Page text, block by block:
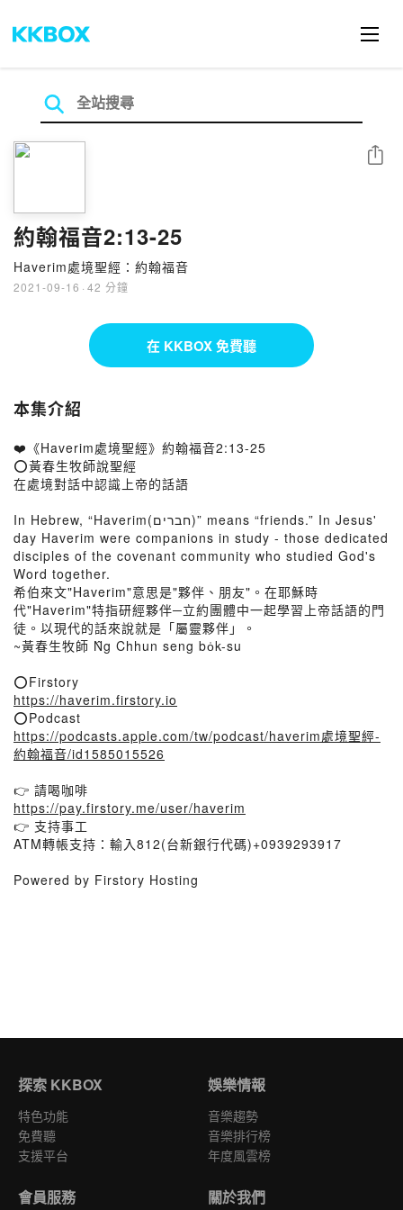
約翰福音2:13-25
Haverim處境聖經：約翰福音
2021-09-16 · 42 分鐘
分享
在 KKBOX 免費聽
本集介紹
❤️《Haverim處境聖經》約翰福音2:13-25
⭕黃春生牧師說聖經
在處境對話中認識上帝的話語
In Hebrew, “Haverim(חברים)” means “friends.” In Jesus'
day Haverim were companions in study - those dedicated
disciples of the covenant community who studied God's
Word together.
希伯來文"Haverim"意思是"夥伴、朋友"。在耶穌時
代"Haverim"特指研經夥伴─立約團體中一起學習上帝話語的門
徒。以現代的話來說就是「屬靈夥伴」。
~黃春生牧師 N̂g Chhun seng bo̍k-su
⭕Firstory
https://haverim.firstory.io
⭕Podcast
https://podcasts.apple.com/tw/podcast/haverim處境聖經-
約翰福音/id1585015526
👉 請喝咖啡
https://pay.firstory.me/user/haverim
👉 支持事工
ATM轉帳支持：輸入812(台新銀行代碼)+0939293917
Powered by Firstory Hosting
探索 KKBOX
特色功能
免費聽
支援平台
娛樂情報
音樂趨勢
音樂排行榜
年度風雲榜
會員服務 關於我們